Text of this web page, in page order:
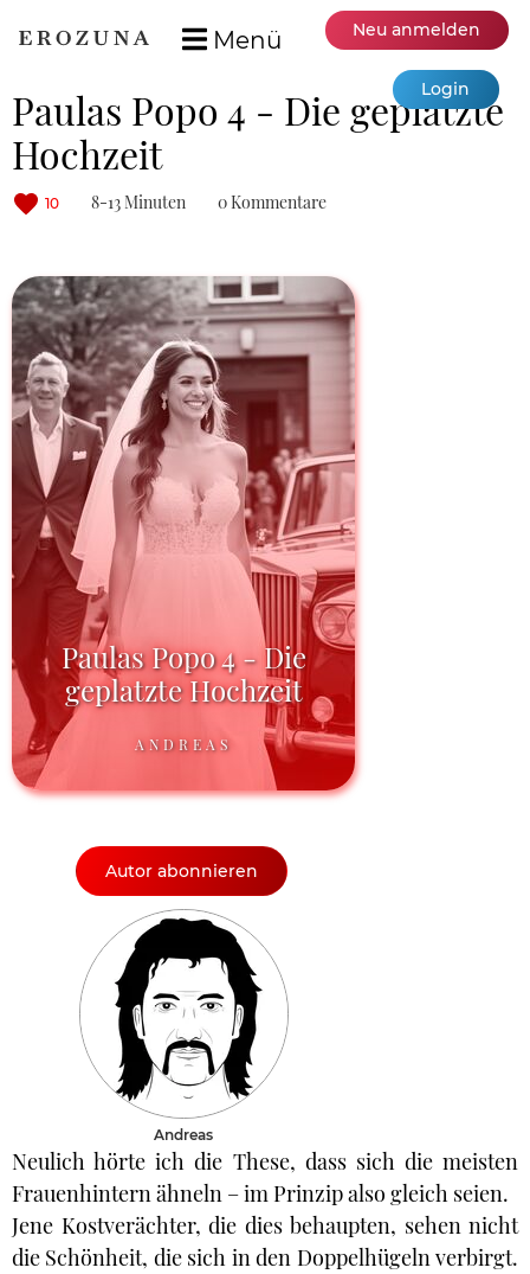
Menü Neu anmelden
Login
Paulas Popo 4 - Die geplatzte
Hochzeit
10 8-13 Minuten 0 Kommentare
Paulas Popo 4 - Die
geplatzte Hochzeit
ANDREAS
Autor abonnieren
Andreas
Neulich hörte ich die These, dass sich die meisten
Frauenhintern ähneln – im Prinzip also gleich seien.
Jene Kostverächter, die dies behaupten, sehen nicht
die Schönheit, die sich in den Doppelhügeln verbirgt.